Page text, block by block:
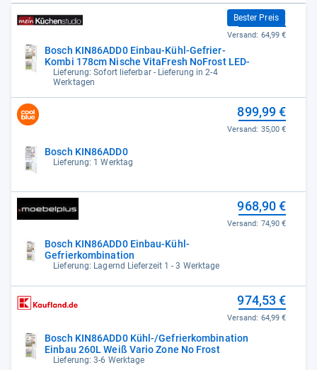
Bosch KIN86ADD0 Einbau-Kühl-Gefrier-
Kombi 178cm Nische VitaFresh NoFrost LED-
Lieferung: Sofort lieferbar - Lieferung in 2-4
Werktagen
Bester Preis
839,01 €
Versand: 64,99 €
Bosch KIN86ADD0
Lieferung: 1 Werktag
899,99 €
Versand: 35,00 €
Bosch KIN86ADD0 Einbau-Kühl-
Gefrierkombination
Lieferung: Lagernd Lieferzeit 1 - 3 Werktage
968,90 €
Versand: 74,90 €
Bosch KIN86ADD0 Kühl-/Gefrierkombination
Einbau 260L Weiß Vario Zone No Frost
Lieferung: 3-6 Werktage
974,53 €
Versand: 64,99 €